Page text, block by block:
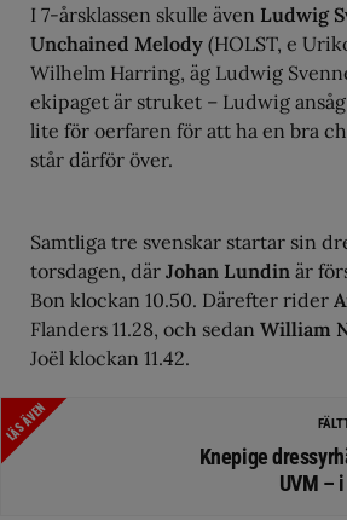
I 7-årsklassen skulle även Ludwig
Unchained Melody (HOLST, e
Wilhelm Harring, äg Ludwig
ekipaget är struket – Ludwig
lite för oerfaren för att ha en bra
står därför över.
Samtliga tre svenskar startar sin
torsdagen, där Johan Lundin är
Bon klockan 10.50. Därefter rider
Flanders 11.28, och sedan William
Joël klockan 11.42.
LÄS ÄVEN
Knepige
UVM –